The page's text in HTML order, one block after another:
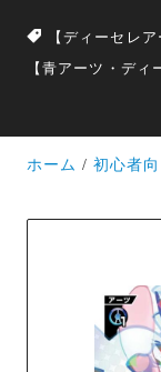
【ディーセレ
【青アーツ・ディ
ホーム 初心者